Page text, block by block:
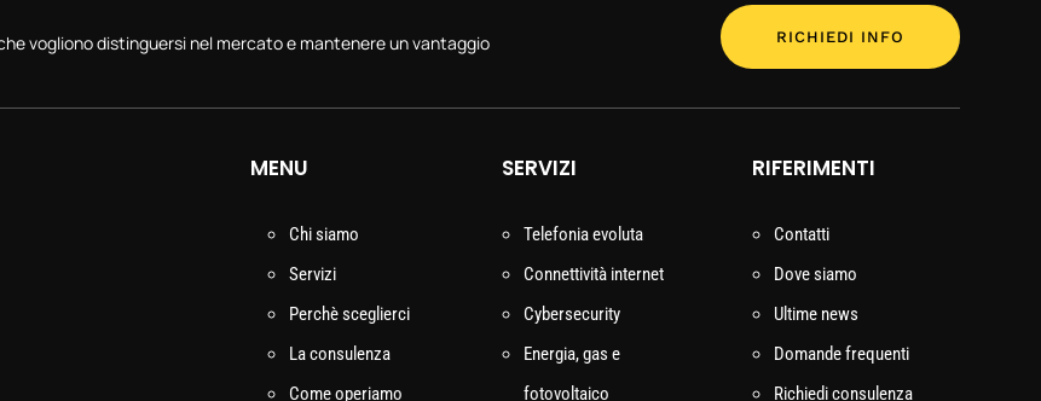
vogliono distinguersi nel mercato e mantenere un vantaggio
RICHIEDI INFO
MENU
Chi siamo
Servizi
Perchè sceglierci
La consulenza
Come operiamo
SERVIZI
Telefonia evoluta
Connettività internet
Cybersecurity
Energia, gas e
fotovoltaico
RIFERIMENTI
Contatti
Dove siamo
Ultime news
Domande frequenti
Richiedi consulenza